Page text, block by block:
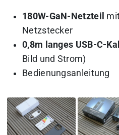
180W-GaN-Netzteil
Netzstecker
0,8m langes USB-C-
Bild und Strom)
Bedienungsanleitung